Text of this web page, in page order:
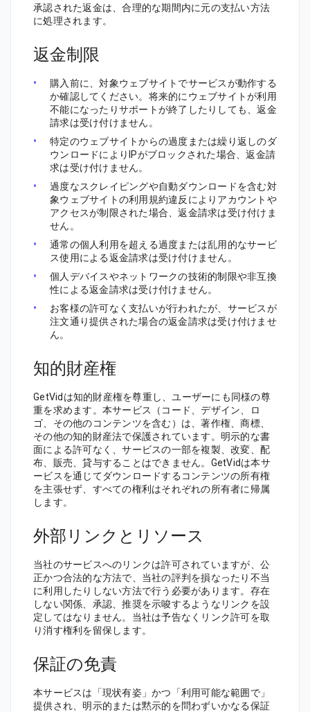
承認された返金は、合理的な期間内に元の支払い方法
に処理されます。
返金制限
購入前に、対象ウェブサイトでサービスが動作する
か確認してください。将来的にウェブサイトが利用
不能になったりサポートが終了したりしても、返金
請求は受け付けません。
特定のウェブサイトからの過度または繰り返しのダ
ウンロードによりIPがブロックされた場合、返金請
求は受け付けません。
過度なスクレイピングや自動ダウンロードを含む対
象ウェブサイトの利用規約違反によりアカウントや
アクセスが制限された場合、返金請求は受け付けま
せん。
通常の個人利用を超える過度または乱用的なサービ
ス使用による返金請求は受け付けません。
個人デバイスやネットワークの技術的制限や非互換
性による返金請求は受け付けません。
お客様の許可なく支払いが行われたが、サービスが
注文通り提供された場合の返金請求は受け付けませ
ん。
知的財産権
GetVidは知的財産権を尊重し、ユーザーにも同様の尊
重を求めます。本サービス（コード、デザイン、ロ
ゴ、その他のコンテンツを含む）は、著作権、商標、
その他の知的財産法で保護されています。明示的な書
面による許可なく、サービスの一部を複製、改変、配
布、販売、貸与することはできません。GetVidは本サ
ービスを通じてダウンロードするコンテンツの所有権
を主張せず、すべての権利はそれぞれの所有者に帰属
します。
外部リンクとリソース
当社のサービスへのリンクは許可されていますが、公
正かつ合法的な方法で、当社の評判を損なったり不当
に利用したりしない方法で行う必要があります。存在
しない関係、承認、推奨を示唆するようなリンクを設
定してはなりません。当社は予告なくリンク許可を取
り消す権利を留保します。
保証の免責
本サービスは「現状有姿」かつ「利用可能な範囲で」
提供され、明示的または黙示的を問わずいかなる保証